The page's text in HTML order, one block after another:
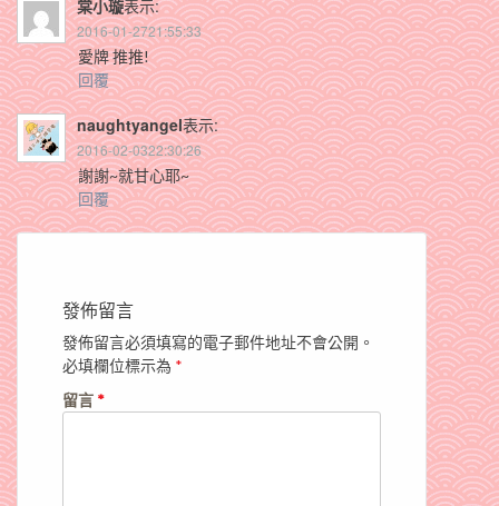
棠小璇表示:
2016-01-2721:55:33
愛牌 推推!
回覆
naughtyangel表示:
2016-02-0322:30:26
謝謝~就甘心耶~
回覆
發佈留言
發佈留言必須填寫的電子郵件地址不會公開。
必填欄位標示為 *
留言 *